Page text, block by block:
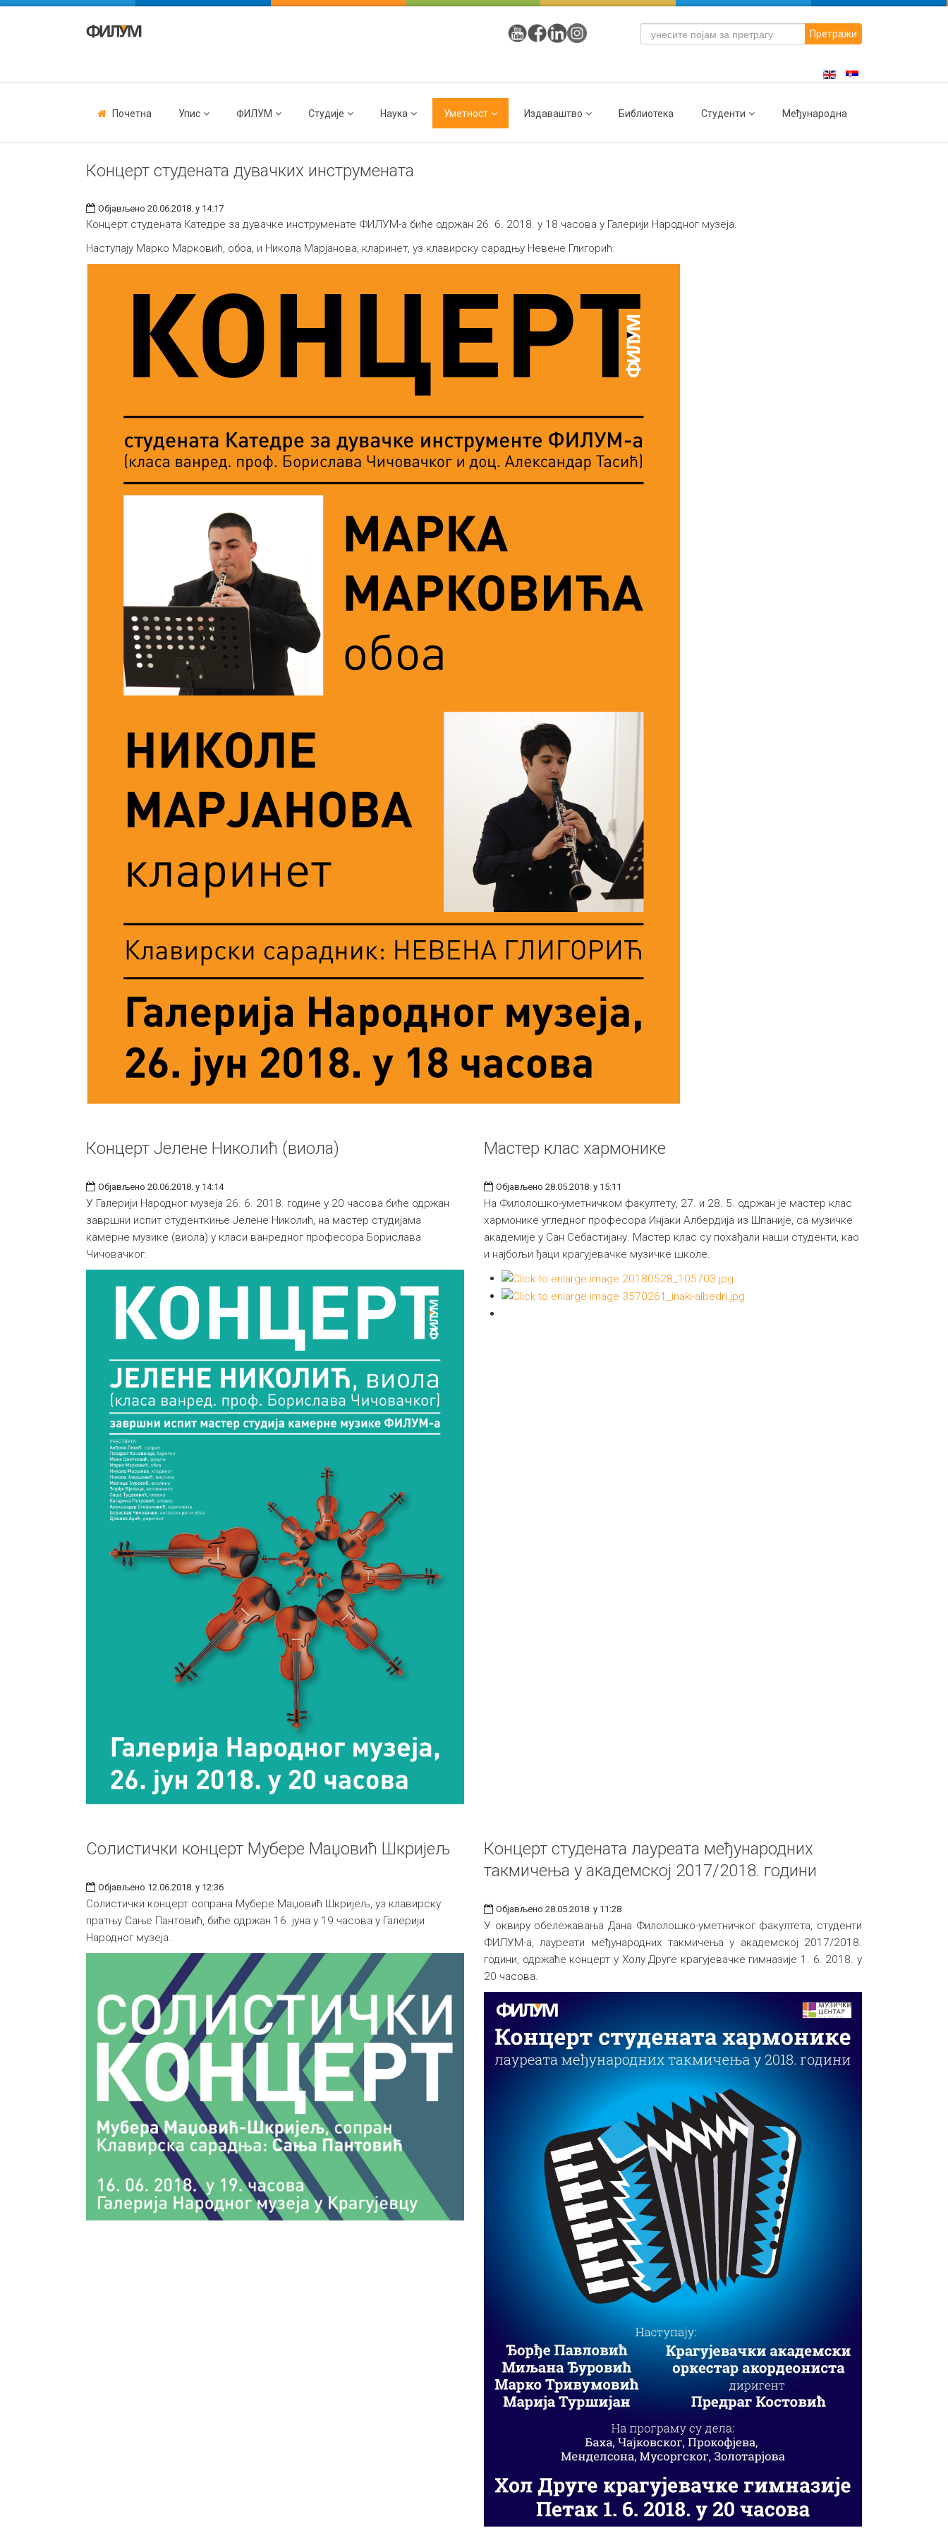
Претражи
Почетна Упис ФИЛУМ Студије Наука Уметност Издаваштво Библиотека Студенти Међународна
Концерт студената дувачких инструмената
Објављено 20.06.2018. у 14:17
Концерт студената Катедре за дувачке инструменате ФИЛУМ-а биће одржан 26. 6. 2018. у 18 часова у Галерији Народног музеја.
Наступају Марко Марковић, обоа, и Никола Марјановa, кларинет, уз клавирску сарадњу Невене Глигорић.
Концерт Јелене Николић (виола)
Објављено 20.06.2018. у 14:14
У Галерији Народног музеја 26. 6. 2018. године у 20 часова биће одржан
завршни испит студенткиње Јелене Николић, на мастер студијама
камерне музике (виола) у класи ванредног професора Борислава
Чичовачког.
Мастер клас хармонике
Објављено 28.05.2018. у 15:11
На Филолошко-уметничком факултету, 27. и 28. 5. одржан је мастер клас
хармонике угледног професора Инјаки Албердија из Шпаније, са музичке
академије у Сан Себастијану. Мастер клас су похађали наши студенти, као
и најбољи ђаци крагујевачке музичке школе.
Солистички концерт Мубере Маџовић Шкријељ
Објављено 12.06.2018. у 12:36
Солистички концерт сопрана Мубере Маџовић Шкријељ, уз клавирску
пратњу Сање Пантовић, биће одржан 16. јуна у 19 часова у Галерији
Народног музеја.
Концерт студената лауреата међународних
такмичења у академској 2017/2018. години
Објављено 28.05.2018. у 11:28
У оквиру обележавања Дана Филолошко-уметничког факултета, студенти
ФИЛУМ-а, лауреати међународних такмичења у академској 2017/2018.
години, одржаће концерт у Холу Друге крагујевачке гимназије 1. 6. 2018. у
20 часова.